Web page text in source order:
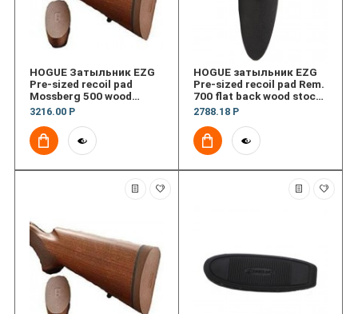
HOGUE Затыльник EZG
Pre-sized recoil pad
Mossberg 500 wood
Stock, деревянный
3216.00 Р
HOGUE затыльник EZG
Pre-sized recoil pad Rem.
700 flat back wood stock,
деревянный приклад
2788.18 Р